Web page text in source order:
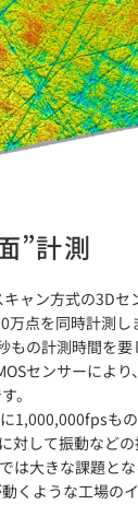
”計測
ャン方式の3Dセ
万点を同時計測し
もの計測時間を
センサーによ
。
1,000,000fpsも
対して振動など
は大きな課題と
くような工場の